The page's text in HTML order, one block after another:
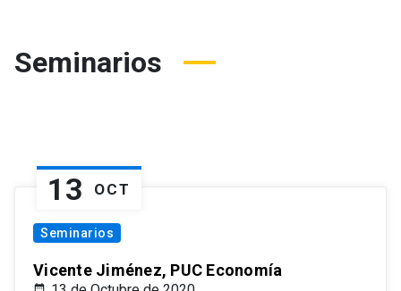
Seminarios
13 OCT
Seminarios
Vicente Jiménez, PUC Economía